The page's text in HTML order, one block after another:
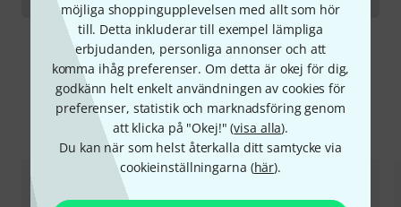
möjliga shoppingupplevelsen med allt som hör
till. Detta inkluderar till exempel lämpliga
erbjudanden, personliga annonser och att
komma ihåg preferenser. Om detta är okej för dig,
godkänn helt enkelt användningen av cookies för
preferenser, statistik och marknadsföring genom
att klicka på "Okej!" (visa alla).
Du kan när som helst återkalla ditt samtycke via
cookieinställningarna (här).
Jämför alternativ